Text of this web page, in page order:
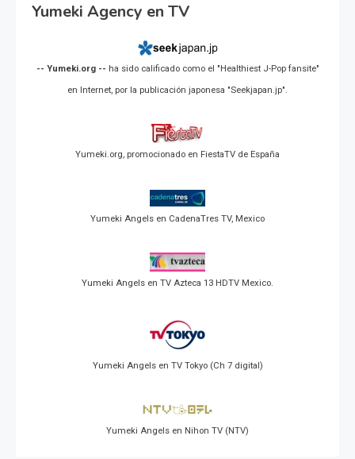
Yumeki Agency en TV
-- Yumeki.org -- ha sido calificado como el "Healthiest J-Pop fansite"
en Internet, por la publicación japonesa "Seekjapan.jp".
Yumeki.org, promocionado en FiestaTV de España
Yumeki Angels en CadenaTres TV, Mexico
Yumeki Angels en TV Azteca 13 HDTV Mexico.
Yumeki Angels en TV Tokyo (Ch 7 digital)
Yumeki Angels en Nihon TV (NTV)